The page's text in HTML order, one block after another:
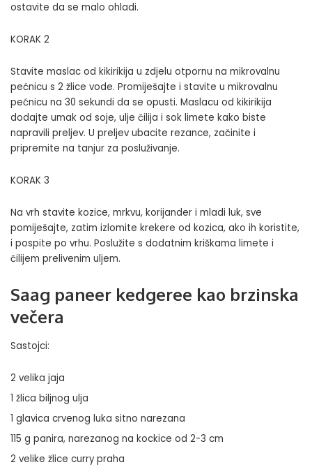
ostavite da se malo ohladi.
KORAK 2
Stavite maslac od kikirikija u zdjelu otpornu na mikrovalnu
pećnicu s 2 žlice vode. Promiješajte i stavite u mikrovalnu
pećnicu na 30 sekundi da se opusti. Maslacu od kikirikija
dodajte umak od soje, ulje čilija i sok limete kako biste
napravili preljev. U preljev ubacite rezance, začinite i
pripremite na tanjur za posluživanje.
KORAK 3
Na vrh stavite kozice, mrkvu, korijander i mladi luk, sve
pomiješajte, zatim izlomite krekere od kozica, ako ih koristite,
i pospite po vrhu. Poslužite s dodatnim kriškama limete i
čilijem prelivenim uljem.
Saag paneer kedgeree kao brzinska
večera
Sastojci:
2 velika jaja
1 žlica biljnog ulja
1 glavica crvenog luka sitno narezana
115 g panira, narezanog na kockice od 2-3 cm
2 velike žlice curry praha